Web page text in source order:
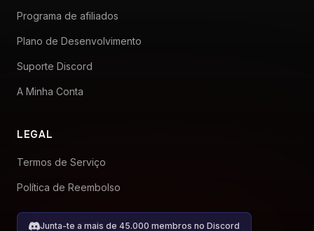
Programa de afiliados
Plano de Desenvolvimento
Suporte Discord
A Minha Conta
LEGAL
Termos de Serviço
Política de Reembolso
Junta-te a mais de 45.000 membros no Discord